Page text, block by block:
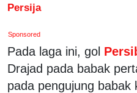
Persija
Sponsored
Pada laga ini, gol
Drajad pada babak
pada pengujung babak